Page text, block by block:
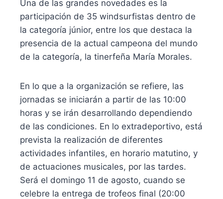
Una de las grandes novedades es la
participación de 35 windsurfistas dentro de
la categoría júnior, entre los que destaca la
presencia de la actual campeona del mundo
de la categoría, la tinerfeña María Morales.
En lo que a la organización se refiere, las
jornadas se iniciarán a partir de las 10:00
horas y se irán desarrollando dependiendo
de las condiciones. En lo extradeportivo, está
prevista la realización de diferentes
actividades infantiles, en horario matutino, y
de actuaciones musicales, por las tardes.
Será el domingo 11 de agosto, cuando se
celebre la entrega de trofeos final (20:00